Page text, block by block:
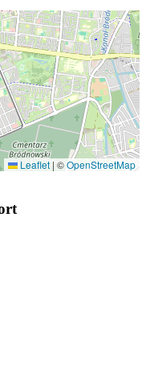
Leaflet | ©OpenStreetMap